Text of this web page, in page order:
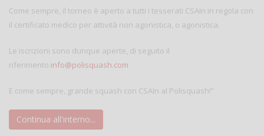
Come sempre, il torneo è aperto a tutti i tesserati CSAIn in regola con
il certificato medico per attività non agonistica, o agonistica.
Le iscrizioni sono dunque aperte, di seguito il
riferimento:info@polisquash.com
E come sempre, grande squash con CSAIn al Polisquash!”
Continua all'interno...